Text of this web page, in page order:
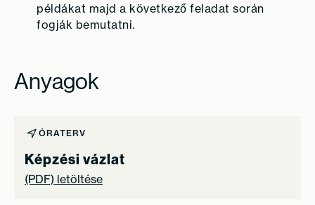
példákat majd a következő feladat során
fogják bemutatni.
Anyagok
ÓRATERV
Képzési vázlat
(PDF) letöltése